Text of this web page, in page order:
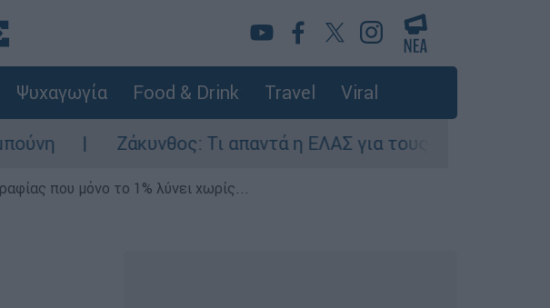
Ψυχαγωγία Food & Drink Travel Viral
Ζάκυνθος: Τι απαντά η ΕΛΑΣ για τους 8 βιασμούς
που μόνο το 1% λύνει χωρίς...